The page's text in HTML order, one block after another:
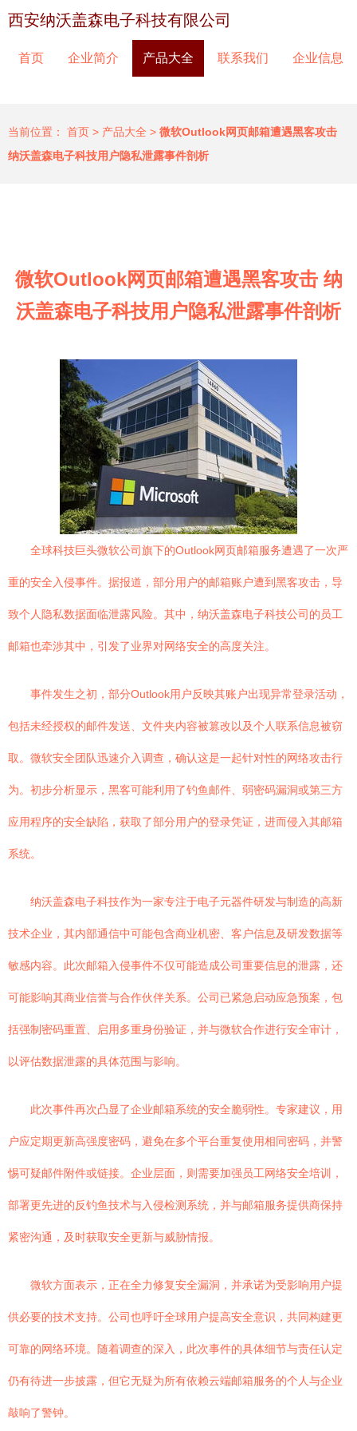
西安纳沃盖森电子科技有限公司
首页 企业简介 产品大全 联系我们 企业信息
当前位置： 首页 > 产品大全 > 微软Outlook网页邮箱遭遇黑客攻击
纳沃盖森电子科技用户隐私泄露事件剖析
微软Outlook网页邮箱遭遇黑客攻击 纳
沃盖森电子科技用户隐私泄露事件剖析
全球科技巨头微软公司旗下的Outlook网页邮箱服务遭遇了一次严
重的安全入侵事件。据报道，部分用户的邮箱账户遭到黑客攻击，导
致个人隐私数据面临泄露风险。其中，纳沃盖森电子科技公司的员工
邮箱也牵涉其中，引发了业界对网络安全的高度关注。
事件发生之初，部分Outlook用户反映其账户出现异常登录活动，
包括未经授权的邮件发送、文件夹内容被篡改以及个人联系信息被窃
取。微软安全团队迅速介入调查，确认这是一起针对性的网络攻击行
为。初步分析显示，黑客可能利用了钓鱼邮件、弱密码漏洞或第三方
应用程序的安全缺陷，获取了部分用户的登录凭证，进而侵入其邮箱
系统。
纳沃盖森电子科技作为一家专注于电子元器件研发与制造的高新
技术企业，其内部通信中可能包含商业机密、客户信息及研发数据等
敏感内容。此次邮箱入侵事件不仅可能造成公司重要信息的泄露，还
可能影响其商业信誉与合作伙伴关系。公司已紧急启动应急预案，包
括强制密码重置、启用多重身份验证，并与微软合作进行安全审计，
以评估数据泄露的具体范围与影响。
此次事件再次凸显了企业邮箱系统的安全脆弱性。专家建议，用
户应定期更新高强度密码，避免在多个平台重复使用相同密码，并警
惕可疑邮件附件或链接。企业层面，则需要加强员工网络安全培训，
部署更先进的反钓鱼技术与入侵检测系统，并与邮箱服务提供商保持
紧密沟通，及时获取安全更新与威胁情报。
微软方面表示，正在全力修复安全漏洞，并承诺为受影响用户提
供必要的技术支持。公司也呼吁全球用户提高安全意识，共同构建更
可靠的网络环境。随着调查的深入，此次事件的具体细节与责任认定
仍有待进一步披露，但它无疑为所有依赖云端邮箱服务的个人与企业
敲响了警钟。